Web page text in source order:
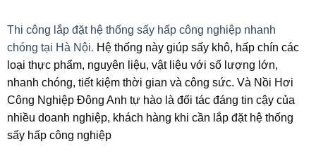
Thi công lắp đặt hệ thống sấy hấp công nghiệp nhanh
chóng tại Hà Nội. Hệ thống này giúp sấy khô, hấp chín các
loại thực phẩm, nguyên liệu, vật liệu với số lượng lớn,
nhanh chóng, tiết kiệm thời gian và công sức. Và Nồi Hơi
Công Nghiệp Đông Anh tự hào là đối tác đáng tin cậy của
nhiều doanh nghiệp, khách hàng khi cần lắp đặt hệ thống
sấy hấp công nghiệp